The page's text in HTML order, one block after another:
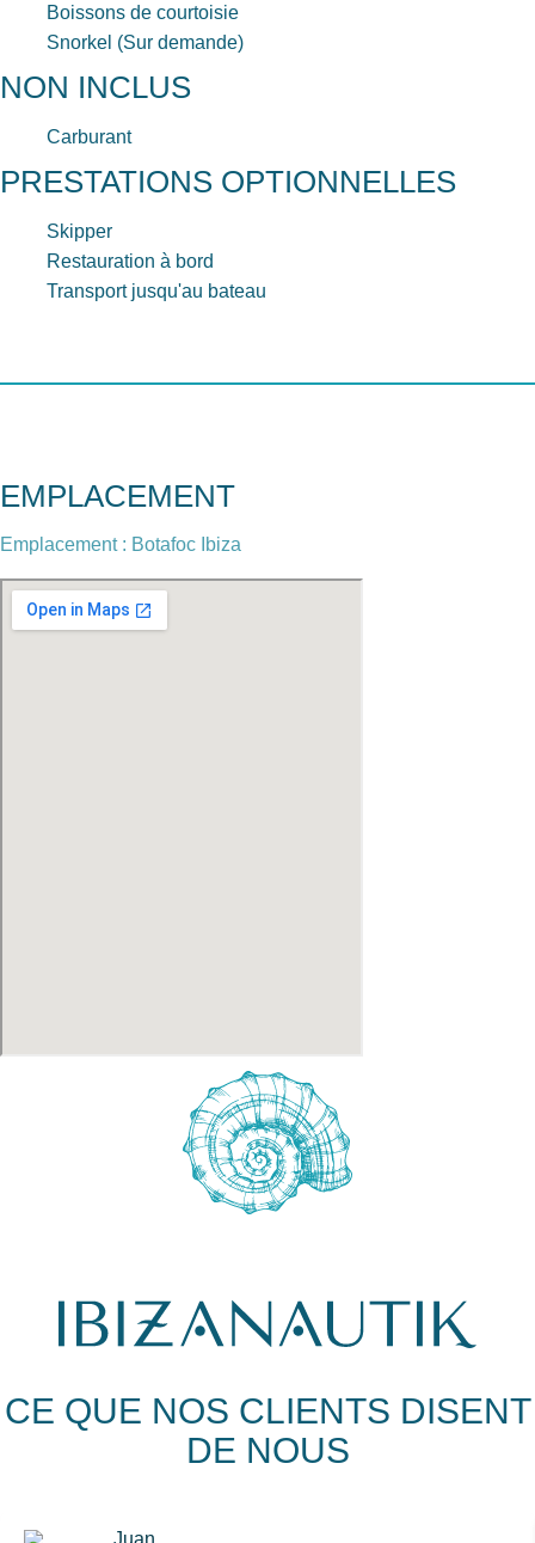
Boissons de courtoisie
Snorkel (Sur demande)
NON INCLUS
Carburant
PRESTATIONS OPTIONNELLES
Skipper
Restauration à bord
Transport jusqu'au bateau
EMPLACEMENT
Emplacement : Botafoc Ibiza
CE QUE NOS CLIENTS DISENT
DE NOUS
Juan